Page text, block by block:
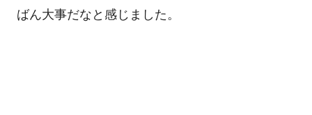
ばん大事だなと感じました。